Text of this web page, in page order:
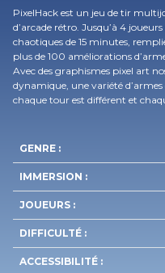
PixelHack est un jeu de tir
d’arcade rétro. Jusqu’à 4
chaotiques de 15 minutes,
plus de 100 améliorations
Avec des graphismes pixel art
dynamique, une variété
chaque tour est différent et
GENRE :
IMMERSION :
JOUEURS :
DIFFICULTÉ :
ACCESSIBILITÉ :